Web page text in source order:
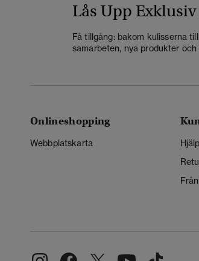
Lås Upp
Få tillgång: bakom kulisserna
samarbeten, nya produkter och
Onlineshopping
Webbplatskarta